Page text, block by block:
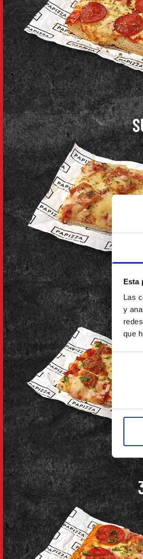
Esta
Las
y
que
Selección
de